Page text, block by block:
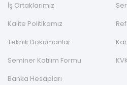
İş Ortaklarımız
Kalite Politikamız
Teknik Dokümanlar
Seminer Katılım Formu
Banka Hesapları